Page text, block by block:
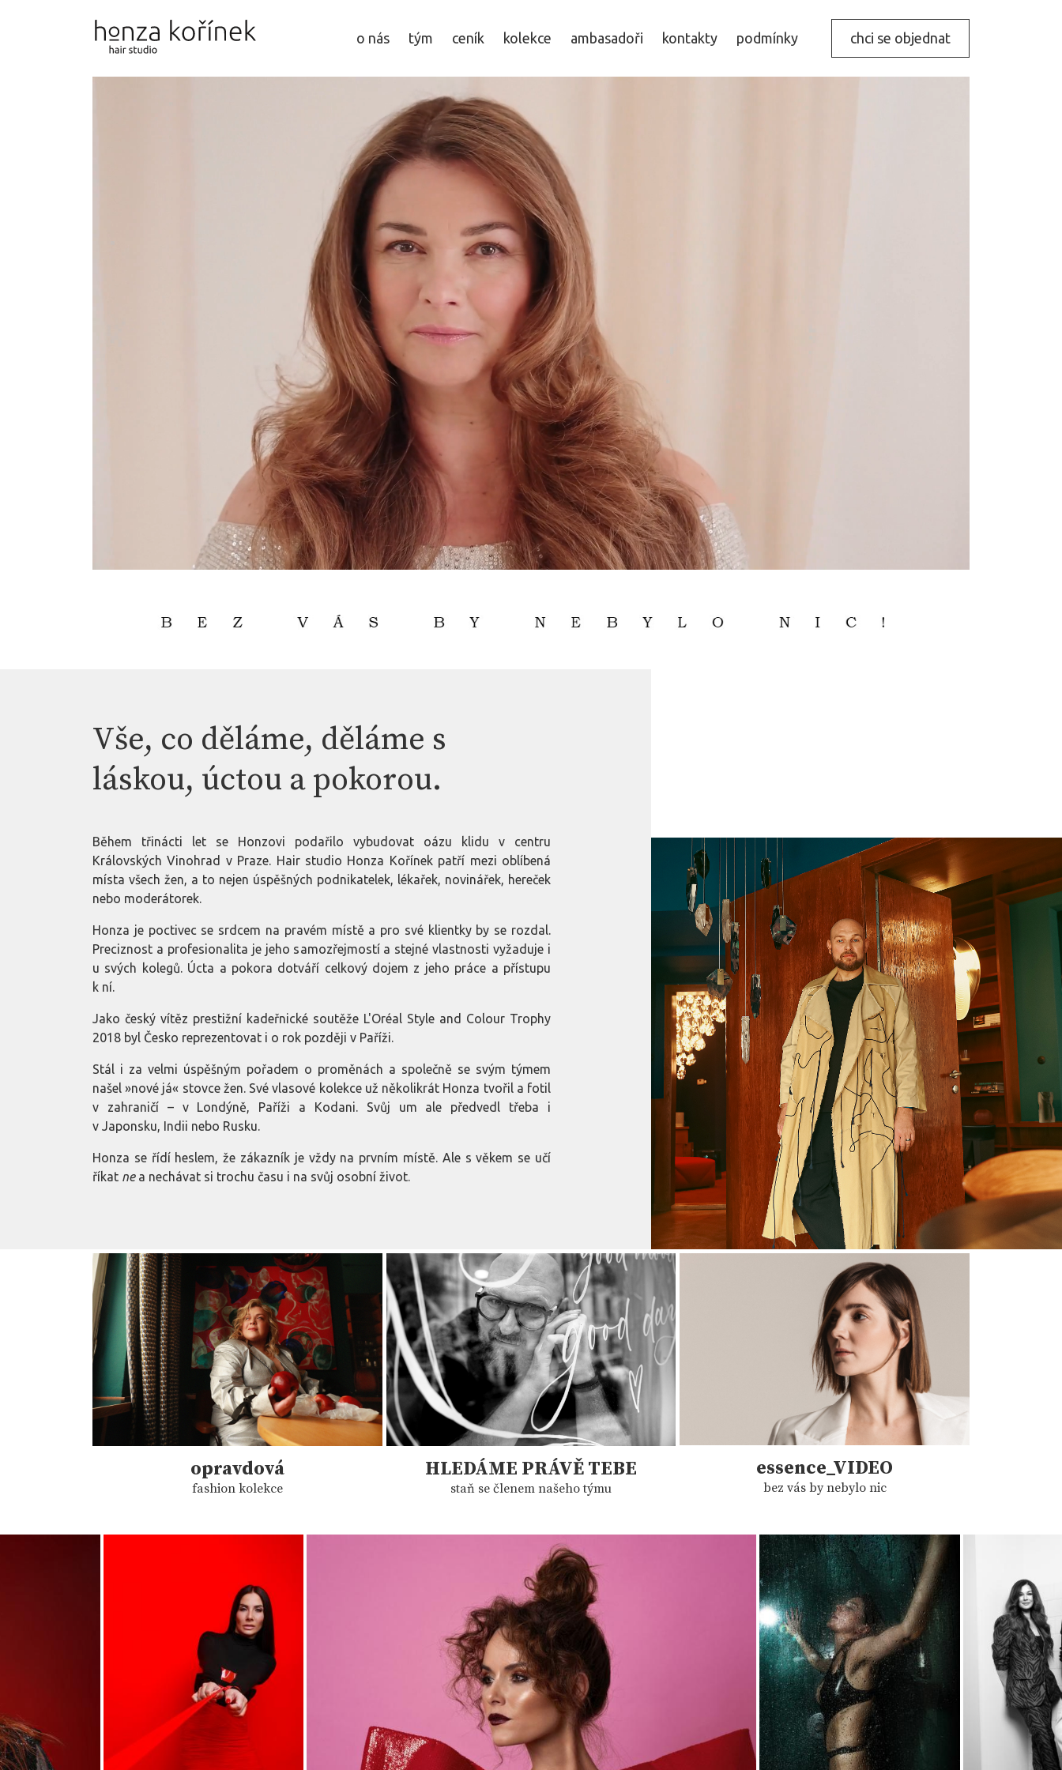
o nás tým ceník kolekce ambasadoři kontakty podmínky chci se objednat
Vše, co děláme, děláme s
láskou, úctou a pokorou.
Během třinácti let se Honzovi podařilo vybudovat oázu klidu v centru
Královských Vinohrad v Praze. Hair studio Honza Kořínek patří mezi oblíbená
místa všech žen, a to nejen úspěšných podnikatelek, lékařek, novinářek, hereček
nebo moderátorek.
Honza je poctivec se srdcem na pravém místě a pro své klientky by se rozdal.
Preciznost a profesionalita je jeho samozřejmostí a stejné vlastnosti vyžaduje i
u svých kolegů. Úcta a pokora dotváří celkový dojem z jeho práce a přístupu
k ní.
Jako český vítěz prestižní kadeřnické soutěže L'Oréal Style and Colour Trophy
2018 byl Česko reprezentovat i o rok později v Paříži.
Stál i za velmi úspěšným pořadem o proměnách a společně se svým týmem
našel »nové já« stovce žen. Své vlasové kolekce už několikrát Honza tvořil a fotil
v zahraničí – v Londýně, Paříži a Kodani. Svůj um ale předvedl třeba i
v Japonsku, Indii nebo Rusku.
Honza se řídí heslem, že zákazník je vždy na prvním místě. Ale s věkem se učí
říkat nea nechávat si trochu času i na svůj osobní život.
opravdová
fashion kolekce
HLEDÁME PRÁVĚ TEBE
staň se členem našeho týmu
essence_VIDEO
bez vás by nebylo nic